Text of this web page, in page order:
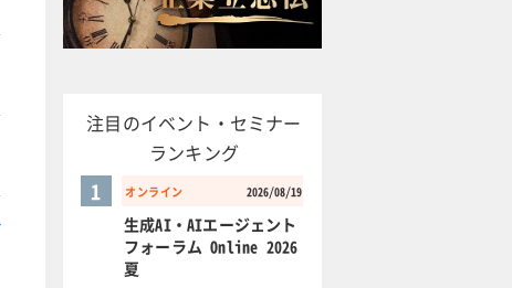
注目のイベント・セミナー
ランキング
オンライン 2026/08/19
1
生成AI・AIエージェント
フォーラム Online 2026
夏